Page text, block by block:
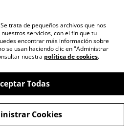
Blogs
trata de pequeños archivos que nos
servicios, con el fin que tu
encontrar más información sobre
se usan haciendo clic en "Administrar
nuestra política de cookies.
Todas
Cookies